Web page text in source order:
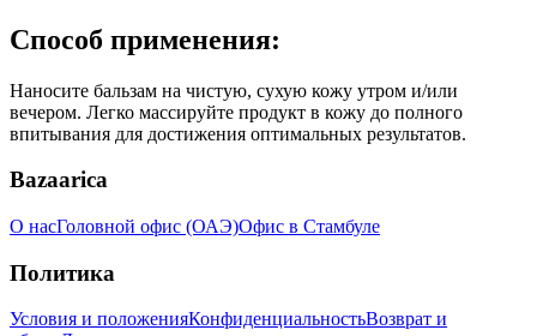
Способ применения:
Наносите бальзам на чистую, сухую кожу утром и/или
вечером. Легко массируйте продукт в кожу до полного
впитывания для достижения оптимальных результатов.
Bazaarica
О насГоловной офис (ОАЭ)Офис в Стамбуле
Политика
Условия и положенияКонфиденциальностьВозврат и